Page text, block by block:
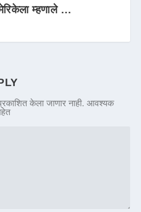
म्हणाले …
केला जाणार नाही. आवश्यक